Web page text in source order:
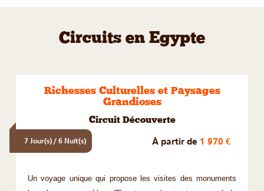
Circuits en Egypte
Richesses Culturelles et Paysages
Grandioses
Circuit Découverte
7 Jour(s) / 6 Nuit(s) À partir de 1 970 €
Un voyage unique qui propose les visites des monuments